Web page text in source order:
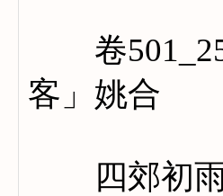
卷501_25
客」姚合
四郊初雨